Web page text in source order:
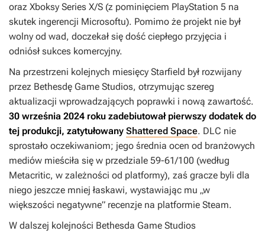
oraz Xboksy Series X/S (z pominięciem PlayStation 5 na
skutek ingerencji Microsoftu). Pomimo że projekt nie był
wolny od wad, doczekał się dość ciepłego przyjęcia i
odniósł sukces komercyjny.
Na przestrzeni kolejnych miesięcy Starfield był rozwijany
przez Bethesdę Game Studios, otrzymując szereg
aktualizacji wprowadzających poprawki i nową zawartość.
30 września 2024 roku zadebiutował pierwszy dodatek do
tej produkcji, zatytułowany Shattered Space. DLC nie
sprostało oczekiwaniom; jego średnia ocen od branżowych
mediów mieściła się w przedziale 59-61/100 (według
Metacritic, w zależności od platformy), zaś gracze byli dla
niego jeszcze mniej łaskawi, wystawiając mu „w
większości negatywne” recenzje na platformie Steam.
W dalszej kolejności Bethesda Game Studios